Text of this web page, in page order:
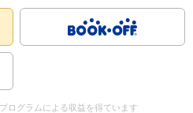
ログラムによる収益を得ています